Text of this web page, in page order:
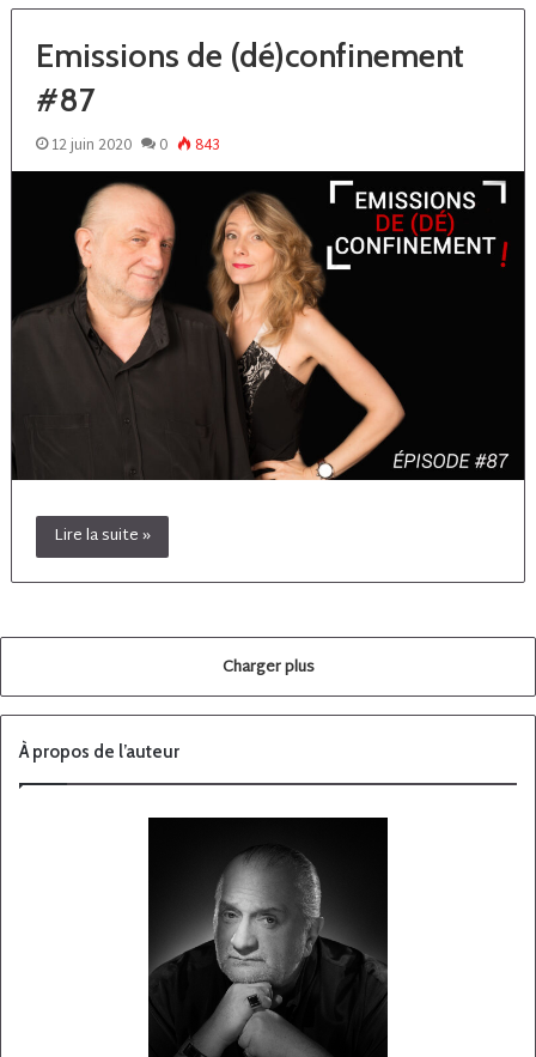
Emissions de (dé)confinement
#87
12 juin 2020 0 843
Lire la suite »
Charger plus
À propos de l’auteur